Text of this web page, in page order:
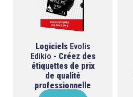
Logiciels Evolis
Edikio - Créez des
étiquettes de prix
de qualité
professionnelle